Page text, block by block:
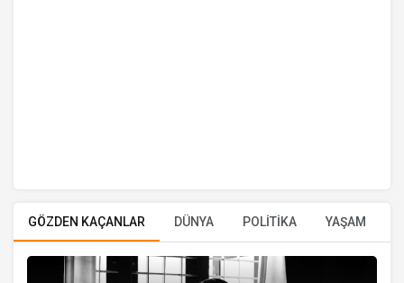
GÖZDEN KAÇANLAR DÜNYA POLİTİKA YAŞAM